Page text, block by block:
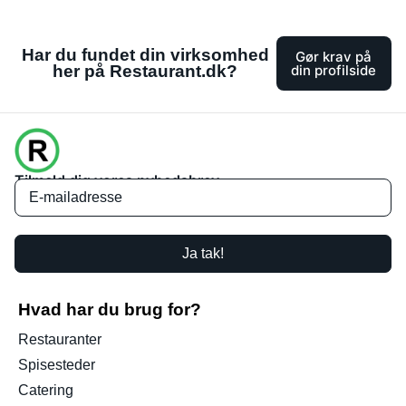
Har du fundet din virksomhed
her på Restaurant.dk?
Gør krav på
din profilside
Tilmeld dig vores nyhedsbrev
Ja tak!
Hvad har du brug for?
Restauranter
Spisesteder
Catering